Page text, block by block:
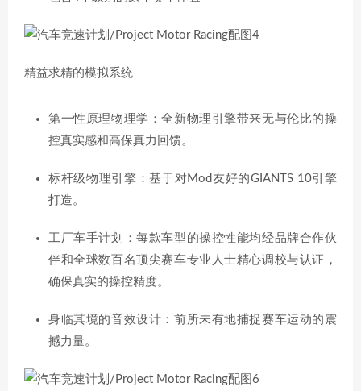
精益求精的模拟系统
第一性原理物理学：全新物理引擎带来无与伦比的操
控真实感和高保真力回馈。
标杆级物理引擎：基于对Mod友好的GIANTS 10引擎
打造。
工厂车手计划：每款车型的操控性能均经品牌合作伙
伴和全球数百名顶尖赛车专业人士精心调校与认证，
确保真实的操控精度。
身临其境的音效设计：前所未有地捕捉赛车运动的震
撼力量。